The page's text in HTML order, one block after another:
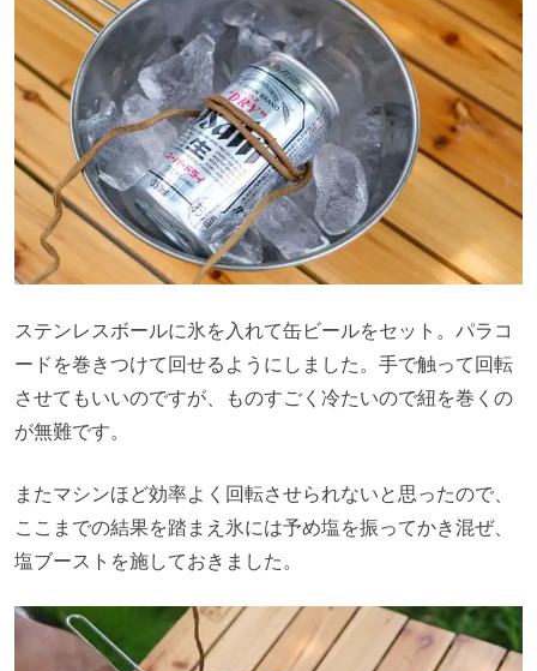
ステンレスボールに氷を入れて缶ビールをセット。パラコ
ードを巻きつけて回せるようにしました。手で触って回転
させてもいいのですが、ものすごく冷たいので紐を巻くの
が無難です。
またマシンほど効率よく回転させられないと思ったので、
ここまでの結果を踏まえ氷には予め塩を振ってかき混ぜ、
塩ブーストを施しておきました。
動